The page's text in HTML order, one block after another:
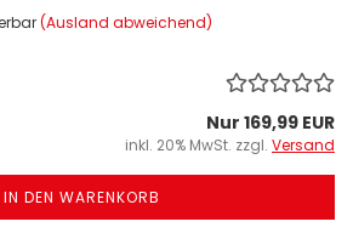
(Ausland abweichend)
Nur 169,99 EUR
inkl. 20% MwSt. zzgl. Versand
IN DEN WARENKORB